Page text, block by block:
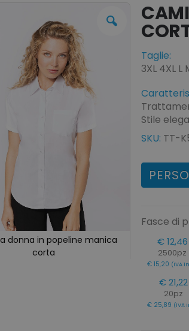
donna in popeline manica
corta
Taglie:
3XL 4XL L
Stile
SKU: TT-
Fasce di
€ 12,46
2500pz
€ 15,20 (IVA
€ 21,22
20pz
€ 25,89 (IVA